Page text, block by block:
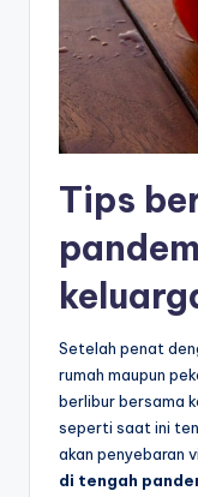
Tips
Setelah penat
rumah maupun
berlibur bersama
seperti saat ini
akan penyebaran
di tengah